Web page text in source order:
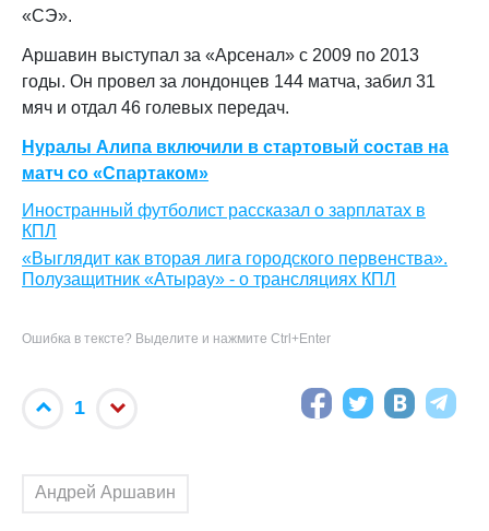
«СЭ».
Аршавин выступал за «Арсенал» с 2009 по 2013
годы. Он провел за лондонцев 144 матча, забил 31
мяч и отдал 46 голевых передач.
Нуралы Алипа включили в стартовый состав на
матч со «Спартаком»
Иностранный футболист рассказал о зарплатах в
КПЛ
«Выглядит как вторая лига городского первенства».
Полузащитник «Атырау» - о трансляциях КПЛ
Ошибка в тексте? Выделите и нажмите Ctrl+Enter
1
Андрей Аршавин